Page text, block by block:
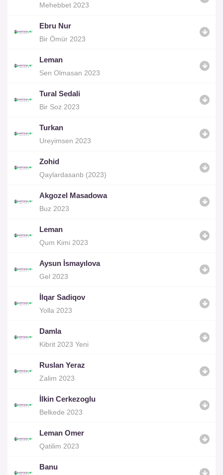
Mehebbet 2023
Ebru Nur
Bir Ömür 2023
Leman
Sen Olmasan 2023
Tural Sedali
Bir Soz 2023
Turkan
Ureyimsen 2023
Zohid
Qaylardasanb (2023)
Akgozel Masadowa
Buz 2023
Leman
Qum Kimi 2023
Aysun İsmayılova
Gel 2023
İlqar Sadiqov
Yolla 2023
Damla
Kibrit 2023 Yeni
Ruslan Yeraz
Zalim 2023
İlkin Cerkezoglu
Belkede 2023
Leman Omer
Qatilim 2023
Banu